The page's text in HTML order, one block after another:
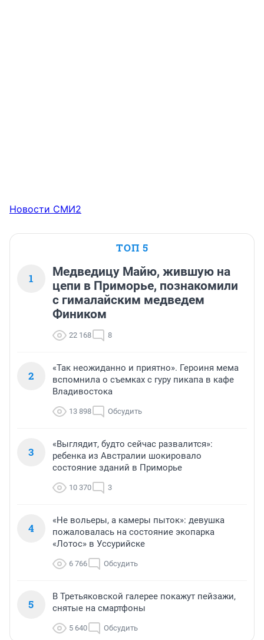
Новости СМИ2
ТОП 5
1
Медведицу Майю, жившую на
цепи в Приморье, познакомили
с гималайским медведем
Фиником
22 168 8
2
«Так неожиданно и приятно». Героиня мема
вспомнила о съемках с гуру пикапа в кафе
Владивостока
13 898 Обсудить
3
«Выглядит, будто сейчас развалится»:
ребенка из Австралии шокировало
состояние зданий в Приморье
10 370 3
4
«Не вольеры, а камеры пыток»: девушка
пожаловалась на состояние экопарка
«Лотос» в Уссурийске
6 766 Обсудить
5
В Третьяковской галерее покажут пейзажи,
снятые на смартфоны
5 640 Обсудить